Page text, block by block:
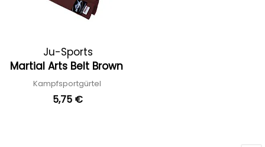
Ju-Sports
Martial Arts Belt Brown
Kampfsportgürtel
5,75 €